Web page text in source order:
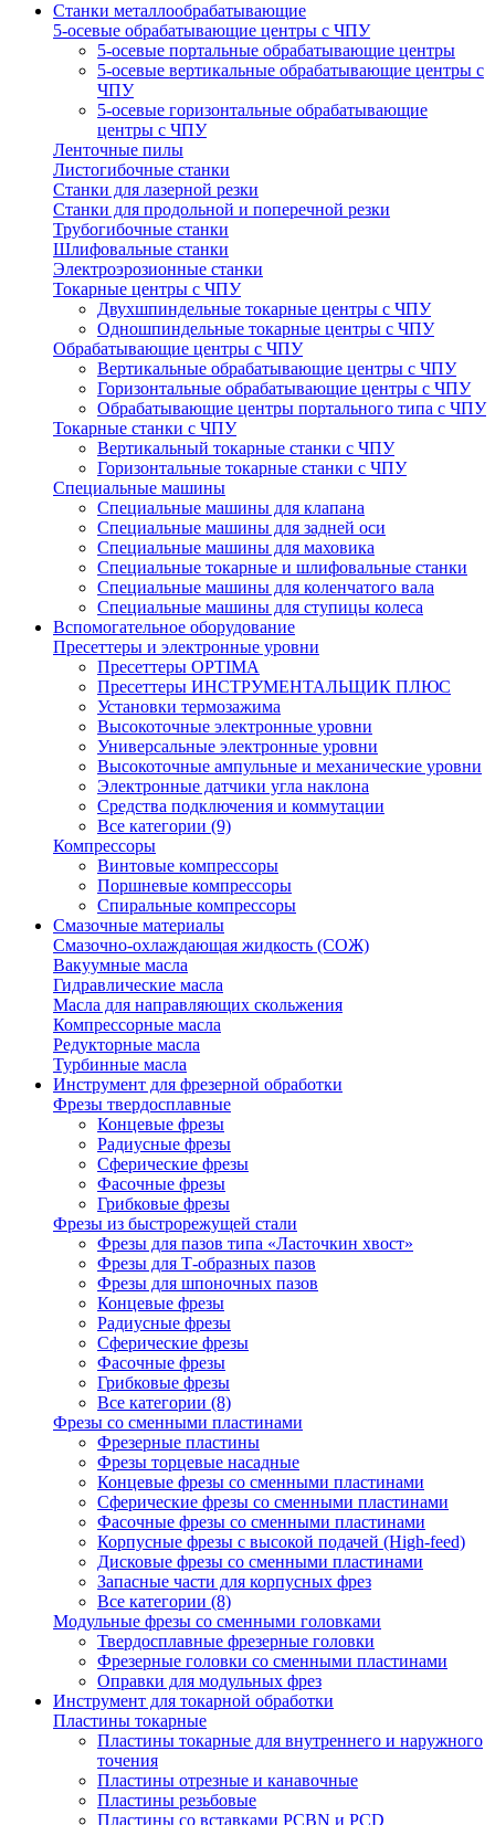
Станки металлообрабатывающие
5-осевые обрабатывающие центры с ЧПУ
5-осевые портальные обрабатывающие центры
5-осевые вертикальные обрабатывающие центры с
ЧПУ
5-осевые горизонтальные обрабатывающие
центры с ЧПУ
Ленточные пилы
Листогибочные станки
Станки для лазерной резки
Станки для продольной и поперечной резки
Трубогибочные станки
Шлифовальные станки
Электроэрозионные станки
Токарные центры с ЧПУ
Двухшпиндельные токарные центры с ЧПУ
Одношпиндельные токарные центры с ЧПУ
Обрабатывающие центры с ЧПУ
Вертикальные обрабатывающие центры с ЧПУ
Горизонтальные обрабатывающие центры с ЧПУ
Обрабатывающие центры портального типа с ЧПУ
Токарные станки с ЧПУ
Вертикальный токарные станки с ЧПУ
Горизонтальные токарные станки с ЧПУ
Специальные машины
Специальные машины для клапана
Специальные машины для задней оси
Специальные машины для маховика
Специальные токарные и шлифовальные станки
Специальные машины для коленчатого вала
Специальные машины для ступицы колеса
Вспомогательное оборудование
Пресеттеры и электронные уровни
Пресеттеры OPTIMA
Пресеттеры ИНСТРУМЕНТАЛЬЩИК ПЛЮС
Установки термозажима
Высокоточные электронные уровни
Универсальные электронные уровни
Высокоточные ампульные и механические уровни
Электронные датчики угла наклона
Средства подключения и коммутации
Все категории (9)
Компрессоры
Винтовые компрессоры
Поршневые компрессоры
Спиральные компрессоры
Смазочные материалы
Смазочно-охлаждающая жидкость (СОЖ)
Вакуумные масла
Гидравлические масла
Масла для направляющих скольжения
Компрессорные масла
Редукторные масла
Турбинные масла
Инструмент для фрезерной обработки
Фрезы твердосплавные
Концевые фрезы
Радиусные фрезы
Сферические фрезы
Фасочные фрезы
Грибковые фрезы
Фрезы из быстрорежущей стали
Фрезы для пазов типа «Ласточкин хвост»
Фрезы для Т-образных пазов
Фрезы для шпоночных пазов
Концевые фрезы
Радиусные фрезы
Сферические фрезы
Фасочные фрезы
Грибковые фрезы
Все категории (8)
Фрезы со сменными пластинами
Фрезерные пластины
Фрезы торцевые насадные
Концевые фрезы со сменными пластинами
Сферические фрезы со сменными пластинами
Фасочные фрезы со сменными пластинами
Корпусные фрезы с высокой подачей (High-feed)
Дисковые фрезы со сменными пластинами
Запасные части для корпусных фрез
Все категории (8)
Модульные фрезы со сменными головками
Твердосплавные фрезерные головки
Фрезерные головки со сменными пластинами
Оправки для модульных фрез
Инструмент для токарной обработки
Пластины токарные
Пластины токарные для внутреннего и наружного
точения
Пластины отрезные и канавочные
Пластины резьбовые
Пластины со вставками PCBN и PCD